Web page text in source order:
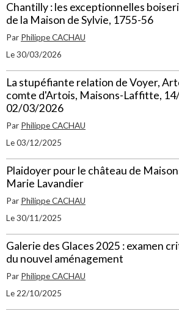
Chantilly : les exceptionnelles
de la Maison de Sylvie, 1755-56
Par Philippe CACHAU
Le 30/03/2026
La stupéfiante relation de Voyer,
comte d'Artois, Maisons-Laffitte,
02/03/2026
Par Philippe CACHAU
Le 03/12/2025
Plaidoyer pour le château de
Marie Lavandier
Par Philippe CACHAU
Le 30/11/2025
Galerie des Glaces 2025 : examen
du nouvel aménagement
Par Philippe CACHAU
Le 22/10/2025